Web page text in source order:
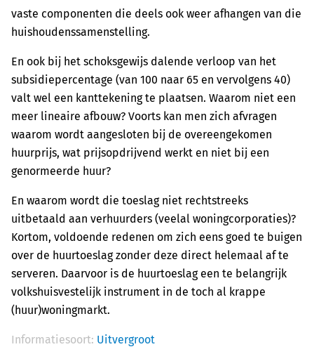
vaste componenten die deels ook weer afhangen van die
huishoudenssamenstelling.
En ook bij het schoksgewijs dalende verloop van het
subsidiepercentage (van 100 naar 65 en vervolgens 40)
valt wel een kanttekening te plaatsen. Waarom niet een
meer lineaire afbouw? Voorts kan men zich afvragen
waarom wordt aangesloten bij de overeengekomen
huurprijs, wat prijsopdrijvend werkt en niet bij een
genormeerde huur?
En waarom wordt die toeslag niet rechtstreeks
uitbetaald aan verhuurders (veelal woningcorporaties)?
Kortom, voldoende redenen om zich eens goed te buigen
over de huurtoeslag zonder deze direct helemaal af te
serveren. Daarvoor is de huurtoeslag een te belangrijk
volkshuisvestelijk instrument in de toch al krappe
(huur)woningmarkt.
Informatiesoort: Uitvergroot